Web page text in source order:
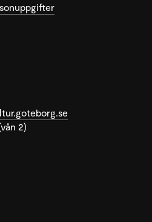
2)